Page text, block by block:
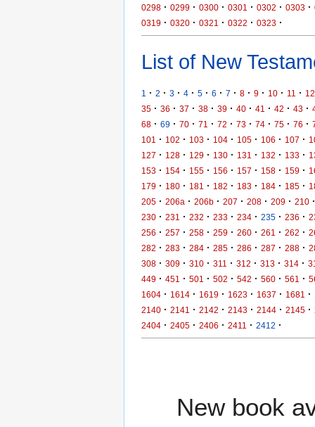
0298 · 0299 · 0300 · 0301 · 0302 · 0303 ·
0319 · 0320 · 0321 · 0322 · 0323 ·
List of New
1 · 2 · 3 · 4 · 5 · 6 · 7 · 8 · 9 · 10 · 11 · 12
35 · 36 · 37 · 38 · 39 · 40 · 41 · 42 · 43 ·
68 · 69 · 70 · 71 · 72 · 73 · 74 · 75 · 76 ·
101
· 102 · 103 · 104 · 105 · 106 · 107 ·
127 · 128 · 129 · 130 · 131 · 132 · 133 ·
153 · 154 · 155 · 156 · 157 · 158 · 159 ·
179 · 180 · 181 · 182 · 183 · 184 · 185 ·
205 · 206a · 206b · 207 · 208 · 209 · 210 ·
230 · 231 · 232 · 233 · 234 · 235 · 236 ·
256 · 257 · 258 · 259 · 260 · 261 · 262 ·
282 · 283 · 284 · 285 · 286 · 287 · 288 ·
308 · 309 · 310 · 311 · 312 · 313 · 314 ·
449 · 451 · 501 · 502 · 542 · 560 · 561 ·
1604 · 1614 · 1619 · 1623 · 1637 · 1681 ·
2140 · 2141 · 2142 · 2143 · 2144 · 2145 ·
2404 · 2405 · 2406 · 2411 · 2412 ·
New book